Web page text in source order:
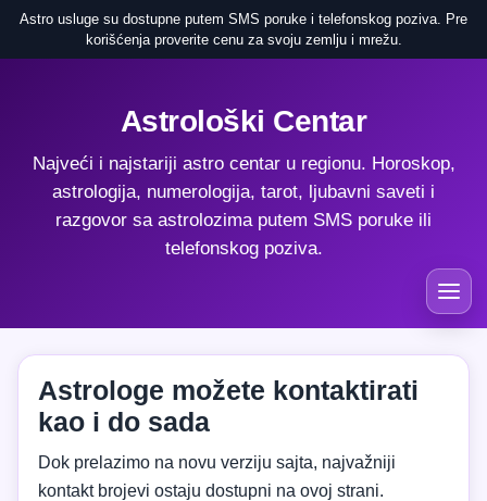
Astro usluge su dostupne putem SMS poruke i telefonskog poziva. Pre
korišćenja proverite cenu za svoju zemlju i mrežu.
Astrološki Centar
Najveći i najstariji astro centar u regionu. Horoskop,
astrologija, numerologija, tarot, ljubavni saveti i
razgovor sa astrolozima putem SMS poruke ili
telefonskog poziva.
Astrologe možete kontaktirati
kao i do sada
Dok prelazimo na novu verziju sajta, najvažniji
kontakt brojevi ostaju dostupni na ovoj strani.